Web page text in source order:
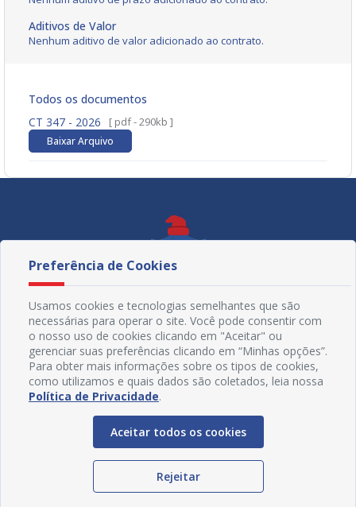
Aditivos de Valor
Nenhum aditivo de valor adicionado ao contrato.
Todos os documentos
CT 347 - 2026
[ pdf - 290kb ]
Baixar Arquivo
Preferência de Cookies
Usamos cookies e tecnologias semelhantes que são
necessárias para operar o site. Você pode consentir com
o nosso uso de cookies clicando em "Aceitar" ou
gerenciar suas preferências clicando em “Minhas opções”.
Para obter mais informações sobre os tipos de cookies,
como utilizamos e quais dados são coletados, leia nossa
Política de Privacidade.
Aceitar todos os cookies
Rejeitar